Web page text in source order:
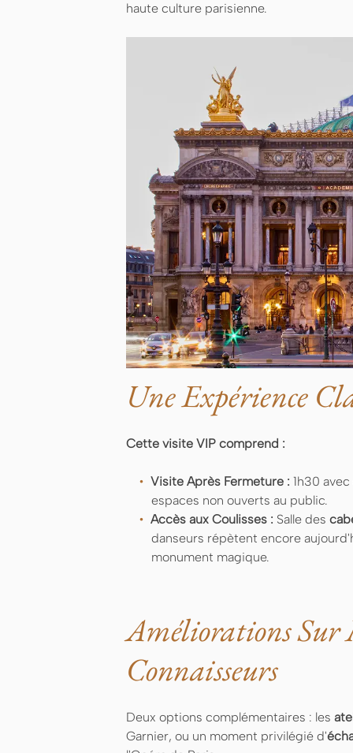
haute culture parisienne.
Une Expérience
Cette visite VIP comprend :
Visite Après Fermeture : 1h30
espaces non ouverts au public.
Accès aux Coulisses : Salle des
danseurs répètent encore
monument magique.
Améliorations Sur
Connaisseurs
Deux options complémentaires : les
Garnier, ou un moment privilégié d'